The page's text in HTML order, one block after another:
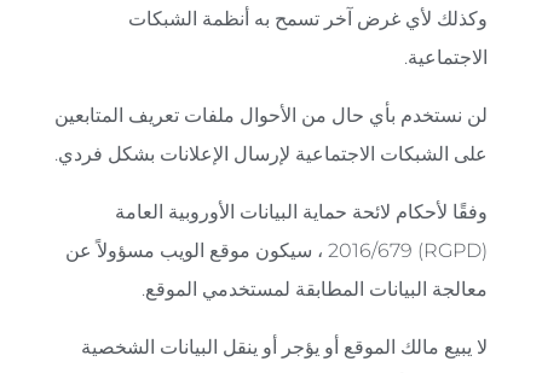
وكذلك لأي غرض آخر تسمح به أنظمة الشبكات
الاجتماعية.
لن نستخدم بأي حال من الأحوال ملفات تعريف المتابعين
على الشبكات الاجتماعية لإرسال الإعلانات بشكل فردي.
وفقًا لأحكام لائحة حماية البيانات الأوروبية العامة
(RGPD) 2016/679 ، سيكون موقع الويب مسؤولاً عن
معالجة البيانات المطابقة لمستخدمي الموقع.
لا يبيع مالك الموقع أو يؤجر أو ينقل البيانات الشخصية